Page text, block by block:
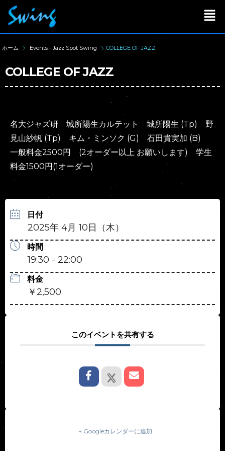
ホーム Events - Jazz Spot Swing COLLEGE OF JAZZ
COLLEGE OF JAZZ
名大ジャズ研 城所陽生カルテット 城所陽生 (Tp) 野
見山紗帆 (Tp) キム・ミンソク (G) 石田貴実加 (B)
一般料金2500円 (2オーダー以上 お願いします) 学生
料金1500円(1オーダー)
日付
2025年 4月 10日（木）
時間
19:30 - 22:00
料金
￥2,500
このイベントを共有する
+ Googleカレンダーに追加